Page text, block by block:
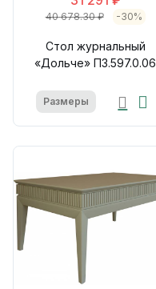
40 678.30 ₽ -30%
Стол журнальный
«Дольче» П3.597.0.06
Размеры